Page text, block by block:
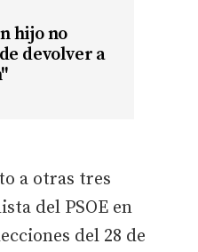
hijo no
devolver a
a otras tres
del PSOE en
del 28 de